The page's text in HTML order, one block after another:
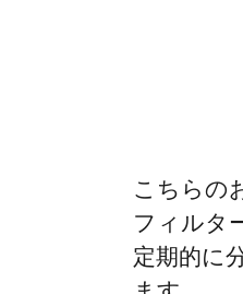
こちらの
フィルタ
定期的に